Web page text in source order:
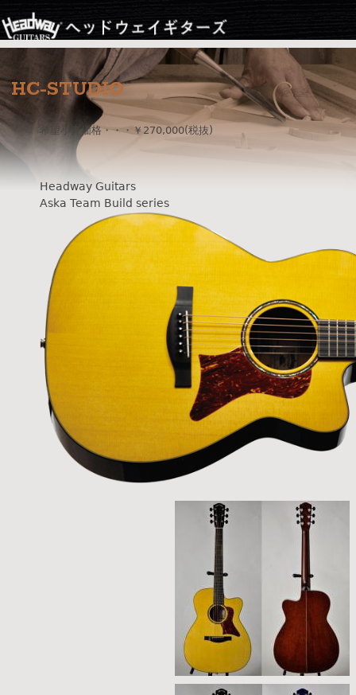
Jump to navigation
HC-STUDIO
希望小売価格・・・￥270,000(税抜)
Headway Guitars
Aska Team Build series